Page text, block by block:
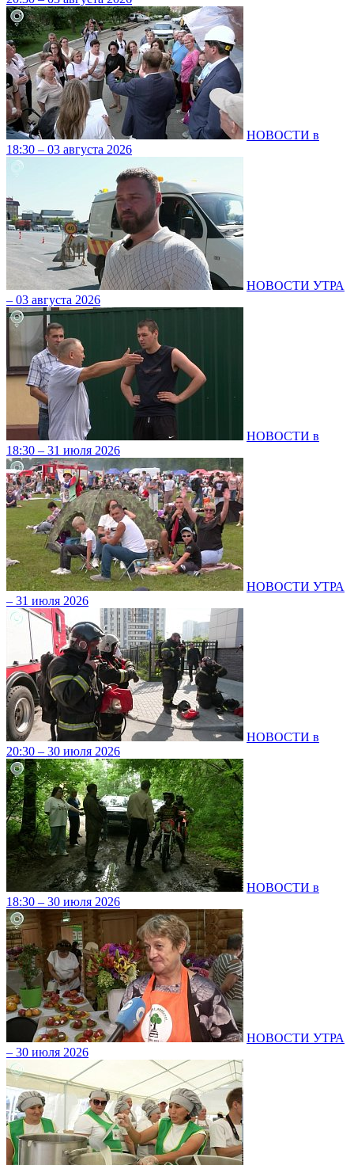
НОВОСТИ в
18:30 – 03 августа 2026
НОВОСТИ УТРА
– 03 августа 2026
НОВОСТИ в
18:30 – 31 июля 2026
НОВОСТИ УТРА
– 31 июля 2026
НОВОСТИ в
20:30 – 30 июля 2026
НОВОСТИ в
18:30 – 30 июля 2026
НОВОСТИ УТРА
– 30 июля 2026